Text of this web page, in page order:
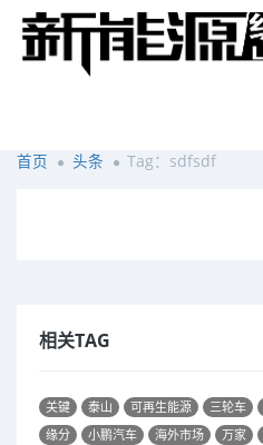
首页
头条 Tag：sdfsdf
相关TAG
关键 泰山 可再生能源 三轮车
缘分
小鹏汽车 海外市场 万家